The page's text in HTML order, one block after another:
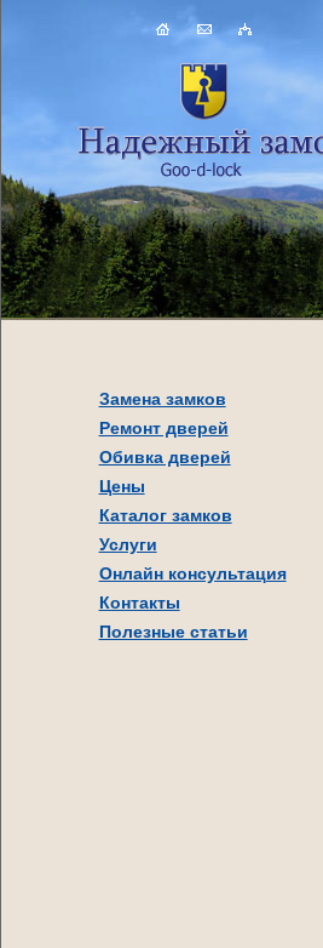
Замена замков
Ремонт дверей
Обивка дверей
Цены
Каталог замков
Услуги
Онлайн консультация
Контакты
Полезные статьи